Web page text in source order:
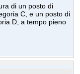
di un posto di
C, e un posto di
D, a tempo pieno